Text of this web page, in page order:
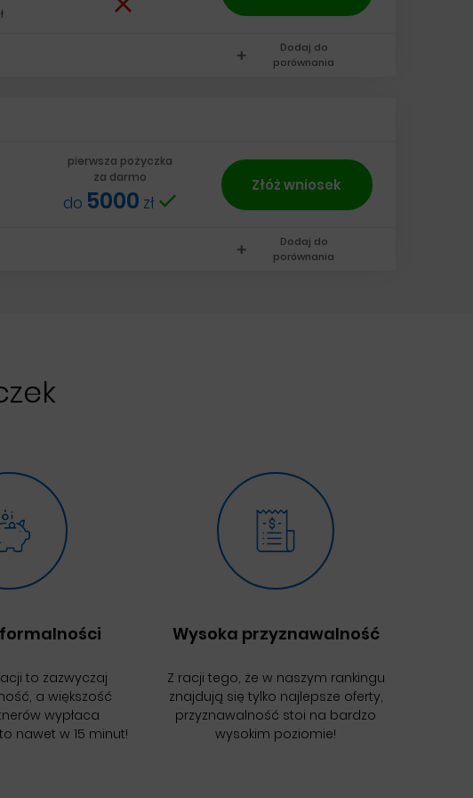
add
Dodaj do
porównania
pierwsza pożyczka
za darmo
do 5000 zł
Złóż wniosek
add
Dodaj do
porównania
to zazwyczaj
a większość
wypłaca
nawet w 15 minut!
Wysoka przyznawalność
Z racji tego, że w naszym rankingu
znajdują się tylko najlepsze oferty,
przyznawalność stoi na bardzo
wysokim poziomie!